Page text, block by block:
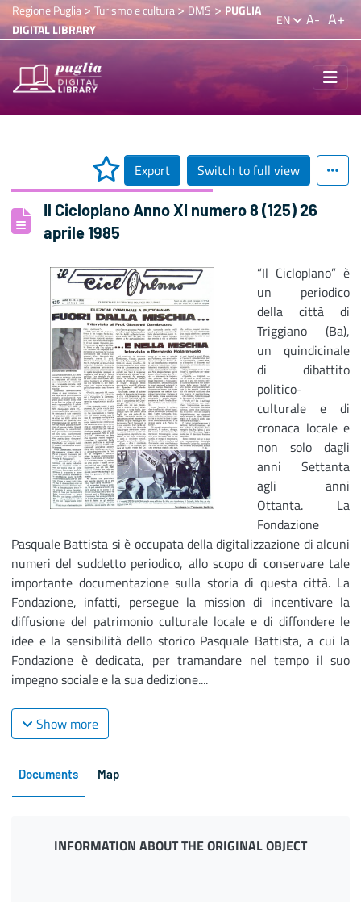
Regione Puglia> Turismo e cultura>DMS > PUGLIA
DIGITAL LIBRARY
EN A- A+
Export Switch to full view
Il Cicloplano Anno XI numero 8 (125) 26
aprile 1985
“Il Cicloplano” è
un periodico
della città di
Triggiano (Ba),
un quindicinale
di dibattito
politico-
culturale e di
cronaca locale e
non solo dagli
anni Settanta
agli anni
Ottanta. La
Fondazione
Pasquale Battista si è occupata della digitalizzazione di alcuni
numeri del suddetto periodico, allo scopo di conservare tale
importante documentazione sulla storia di questa città. La
Fondazione, infatti, persegue la mission di incentivare la
diffusione del patrimonio culturale locale e di diffondere le
idee e la sensibilità dello storico Pasquale Battista, a cui la
Fondazione è dedicata, per tramandare nel tempo il suo
impegno sociale e la sua dedizione....
Show more
Documents Map
INFORMATION ABOUT THE ORIGINAL OBJECT